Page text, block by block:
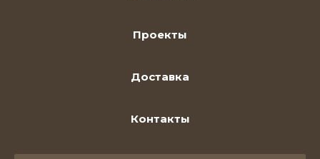
Проекты
Доставка
Контакты